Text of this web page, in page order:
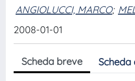
ANGIOLUCCI, MARCO;
2008-01-01
Scheda breve